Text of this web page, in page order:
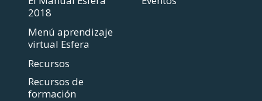
2018
Menú aprendizaje
virtual Esfera
Recursos
Recursos de
formación